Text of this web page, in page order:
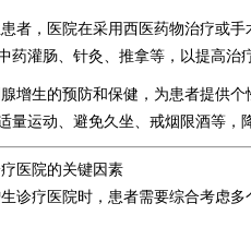
者，医院在采用西医药物治疗或
药灌肠、针灸、推拿等，以提高治
增生的预防和保健，为患者提供
量运动、避免久坐、戒烟限酒等，
医院的关键因素
诊疗医院时，患者需要综合考虑